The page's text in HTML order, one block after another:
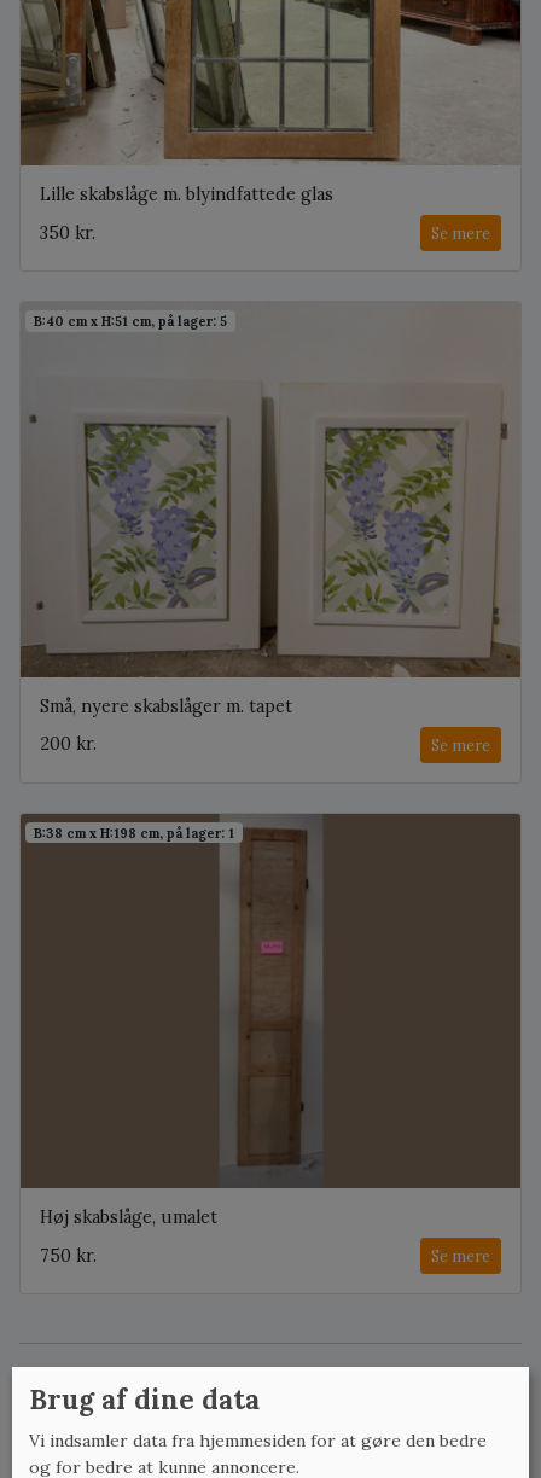
Lille skabslåge m. blyindfattede glas
350 kr.
Se mere
B:40 cm x H:51 cm, på lager: 5
Små, nyere skabslåger m. tapet
200 kr.
Se mere
B:38 cm x H:198 cm, på lager: 1
Høj skabslåge, umalet
750 kr.
Se mere
stammer fortrinsvis fra ældre køkkener, der med tiden er
blevet renoveret. Vi har sjældent særlig mange ens låger;
gamle køkkener var noget mindre, end man ser i dag.
Brug af dine data
Vi indsamler data fra hjemmesiden for at gøre den bedre
og for bedre at kunne annoncere.